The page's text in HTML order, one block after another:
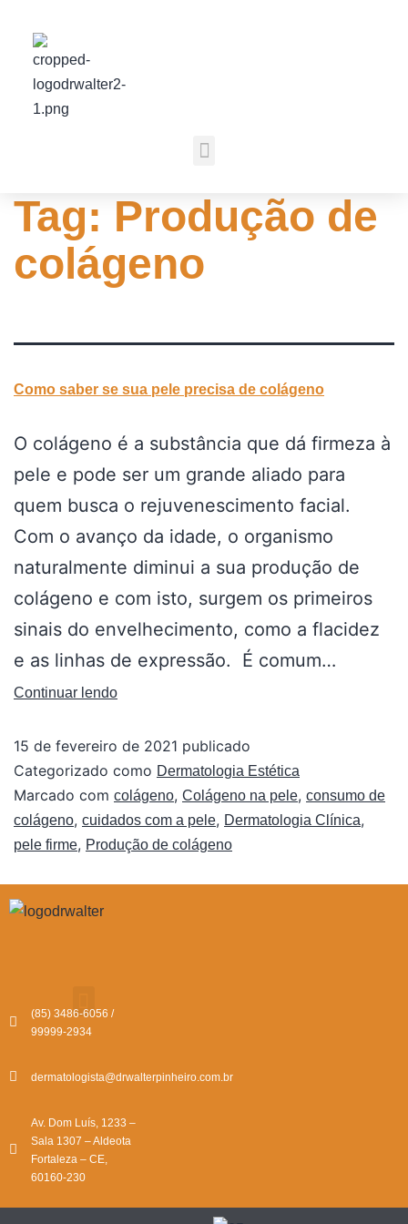
Tag: Produção de
colágeno
Como saber se sua pele precisa de colágeno
O colágeno é a substância que dá firmeza à
pele e pode ser um grande aliado para
quem busca o rejuvenescimento facial.
Com o avanço da idade, o organismo
naturalmente diminui a sua produção de
colágeno e com isto, surgem os primeiros
sinais do envelhecimento, como a flacidez
e as linhas de expressão. É comum…
Continuar lendo
15 de fevereiro de 2021 publicado
Categorizado como Dermatologia Estética
Marcado com colágeno, Colágeno na pele, consumo de
colágeno, cuidados com a pele, Dermatologia Clínica,
pele firme, Produção de colágeno
(85) 3486-6056 /
99999-2934
dermatologista@drwalterpinheiro.com.br
Av. Dom Luís, 1233 –
Sala 1307 – Aldeota
Fortaleza – CE,
60160-230